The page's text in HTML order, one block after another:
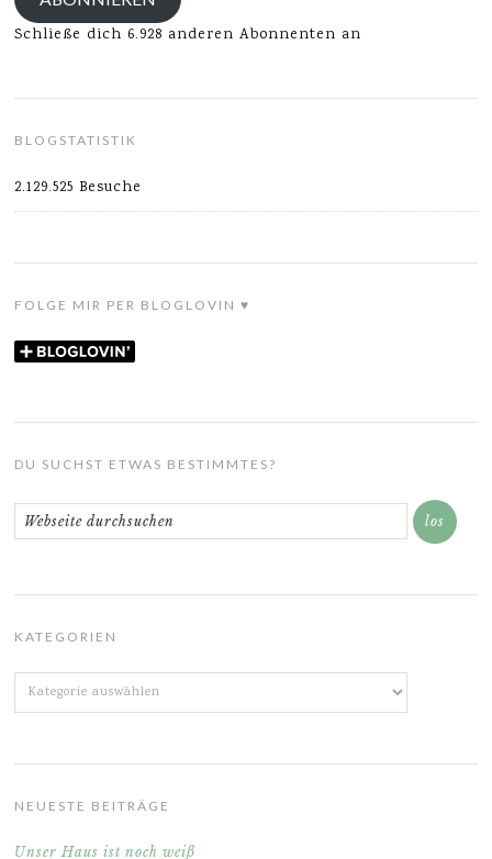
Schließe dich 6.928 anderen Abonnenten an
BLOGSTATISTIK
2.129.525 Besuche
FOLGE MIR PER BLOGLOVIN ♥
DU SUCHST ETWAS BESTIMMTES?
KATEGORIEN
Kategorien
NEUESTE BEITRÄGE
Unser Haus ist noch weiß